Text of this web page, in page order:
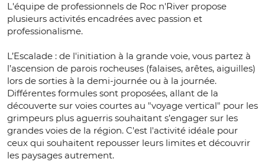
L'équipe de professionnels de Roc n'River propose
plusieurs activités encadrées avec passion et
professionalisme.
L’Escalade : de l'initiation à la grande voie, vous partez à
l’ascension de parois rocheuses (falaises, arêtes, aiguilles)
lors de sorties à la demi-journée ou à la journée.
Différentes formules sont proposées, allant de la
découverte sur voies courtes au "voyage vertical" pour les
grimpeurs plus aguerris souhaitant s’engager sur les
grandes voies de la région. C'est l'activité idéale pour
ceux qui souhaitent repousser leurs limites et découvrir
les paysages autrement.